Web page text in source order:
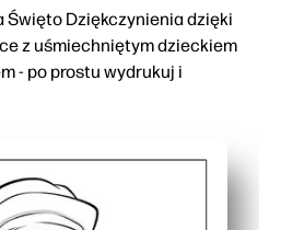
Święto Dziękczynienia dzięki
z uśmiechniętym dzieckiem
- po prostu wydrukuj i
dzieci podczas gotowania,
motoryczne i rozpoznawanie